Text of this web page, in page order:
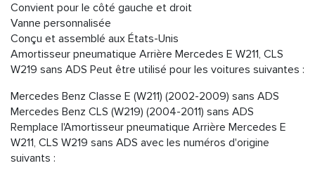
Convient pour le côté gauche et droit
Vanne personnalisée
Conçu et assemblé aux États-Unis
Amortisseur pneumatique Arrière Mercedes E W211, CLS
W219 sans ADS Peut être utilisé pour les voitures suivantes :
Mercedes Benz Classe E (W211) (2002-2009) sans ADS
Mercedes Benz CLS (W219) (2004-2011) sans ADS
Remplace l'Amortisseur pneumatique Arrière Mercedes E
W211, CLS W219 sans ADS avec les numéros d'origine
suivants :